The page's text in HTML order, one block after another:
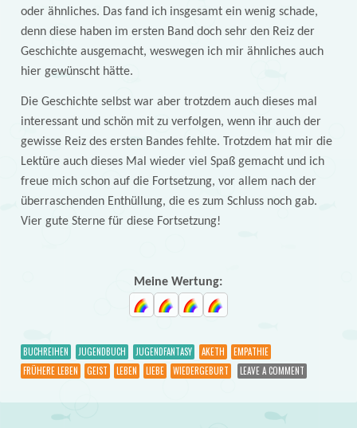
oder ähnliches. Das fand ich insgesamt ein wenig schade,
denn diese haben im ersten Band doch sehr den Reiz der
Geschichte ausgemacht, weswegen ich mir ähnliches auch
hier gewünscht hätte.
Die Geschichte selbst war aber trotzdem auch dieses mal
interessant und schön mit zu verfolgen, wenn ihr auch der
gewisse Reiz des ersten Bandes fehlte. Trotzdem hat mir die
Lektüre auch dieses Mal wieder viel Spaß gemacht und ich
freue mich schon auf die Fortsetzung, vor allem nach der
überraschenden Enthüllung, die es zum Schluss noch gab.
Vier gute Sterne für diese Fortsetzung!
Meine Wertung:
BUCHREIHEN JUGENDBUCH JUGENDFANTASY AKETH
EMPATHIE
FRÜHERE LEBEN
GEIST LEBEN LIEBE WIEDERGEBURT LEAVE A COMMENT